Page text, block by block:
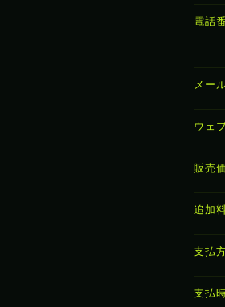
電話
メー
ウェ
販売
追加
支払
支払